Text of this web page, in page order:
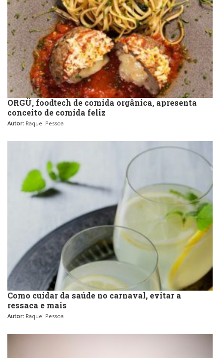
Padarias e Confeitarias
Peixes e Frutos do Mar
Pizzarias
Portuguesa
Self-service
Sobremesas e sorvetes
Peixes e Frutos do Mar
Pizzarias
Portuguesa
Sobremesas e sorvetes
ORGÜ, foodtech de comida orgânica, apresenta
conceito de comida feliz
Autor: Raquel Pessoa
Como cuidar da saúde no carnaval, evitar a
ressaca e mais
Autor: Raquel Pessoa